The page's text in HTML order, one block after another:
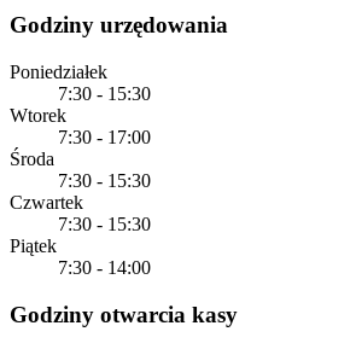
Godziny urzędowania
Poniedziałek
7:30 - 15:30
Wtorek
7:30 - 17:00
Środa
7:30 - 15:30
Czwartek
7:30 - 15:30
Piątek
7:30 - 14:00
Godziny otwarcia kasy